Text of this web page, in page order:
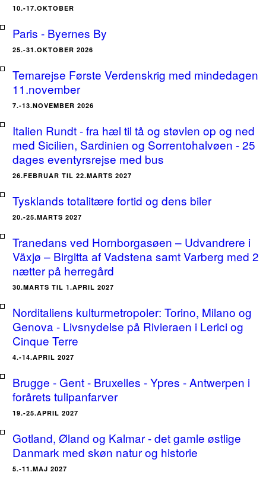
10.-17.OKTOBER
Paris - Byernes By
25.-31.OKTOBER 2026
Temarejse Første Verdenskrig med mindedagen
11.november
7.-13.NOVEMBER 2026
Italien Rundt - fra hæl til tå og støvlen op og ned
med Sicilien, Sardinien og Sorrentohalvøen - 25
dages eventyrsrejse med bus
26.FEBRUAR TIL 22.MARTS 2027
Tysklands totalitære fortid og dens biler
20.-25.MARTS 2027
Tranedans ved Hornborgasøen – Udvandrere i
Växjø – Birgitta af Vadstena samt Varberg med 2
nætter på herregård
30.MARTS TIL 1.APRIL 2027
Norditaliens kulturmetropoler: Torino, Milano og
Genova - Livsnydelse på Rivieraen i Lerici og
Cinque Terre
4.-14.APRIL 2027
Brugge - Gent - Bruxelles - Ypres - Antwerpen i
forårets tulipanfarver
19.-25.APRIL 2027
Gotland, Øland og Kalmar - det gamle østlige
Danmark med skøn natur og historie
5.-11.MAJ 2027